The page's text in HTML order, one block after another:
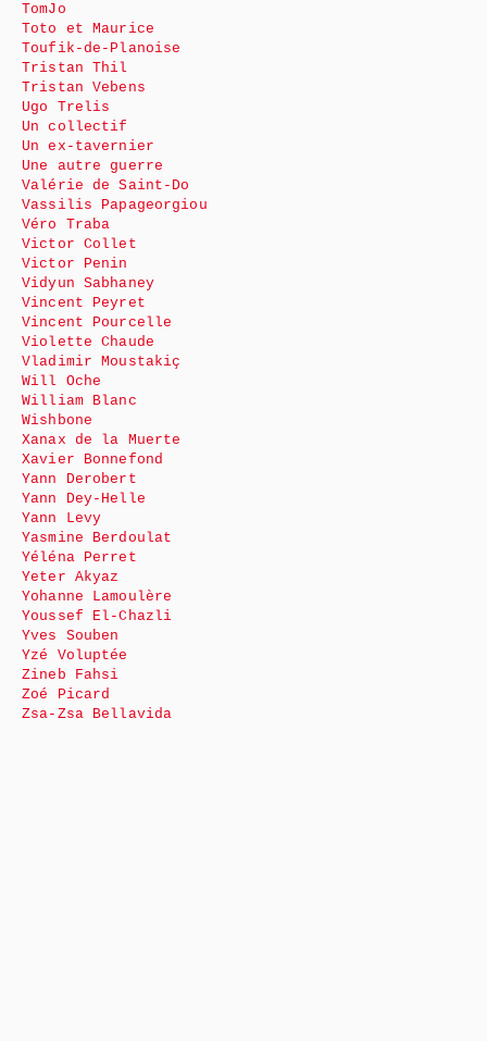
TomJo
Toto et Maurice
Toufik-de-Planoise
Tristan Thil
Tristan Vebens
Ugo Trelis
Un collectif
Un ex-tavernier
Une autre guerre
Valérie de Saint-Do
Vassilis Papageorgiou
Véro Traba
Victor Collet
Victor Penin
Vidyun Sabhaney
Vincent Peyret
Vincent Pourcelle
Violette Chaude
Vladimir Moustakiç
Will Oche
William Blanc
Wishbone
Xanax de la Muerte
Xavier Bonnefond
Yann Derobert
Yann Dey-Helle
Yann Levy
Yasmine Berdoulat
Yéléna Perret
Yeter Akyaz
Yohanne Lamoulère
Youssef El-Chazli
Yves Souben
Yzé Voluptée
Zineb Fahsi
Zoé Picard
Zsa-Zsa Bellavida